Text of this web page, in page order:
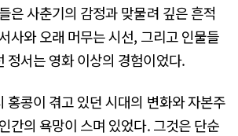
은 사춘기의 감정과 맞물려 깊은 흔적
사와 오래 머무는 시선, 그리고 인물들
정서는 영화 이상의 경험이었다.
홍콩이 겪고 있던 시대의 변화와 자본주
간의 욕망이 스며 있었다. 그것은 단순